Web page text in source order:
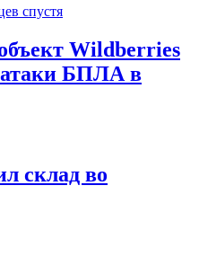
спустя
Wildberries
атаки БПЛА в
склад во